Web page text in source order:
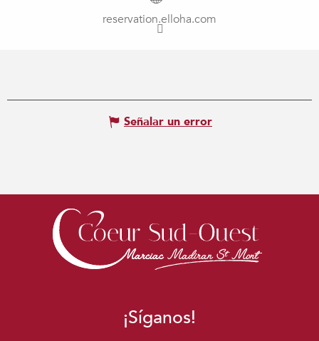
reservation.elloha.com
Señalar un error
¡Síganos!